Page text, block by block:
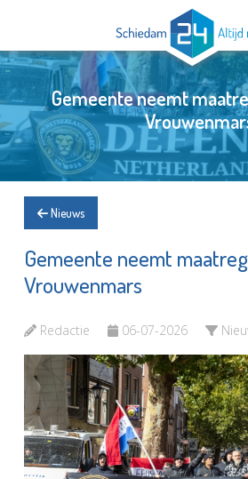
Gemeente neemt
Nieuws
Gemeente neemt
Vrouwenmars
Redactie 06-07-2026